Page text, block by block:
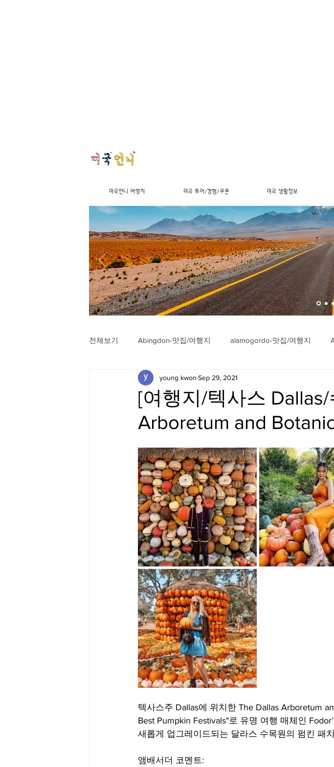
전체보기 Abingdon-맛집/여행지 alamogordo-맛집/여행지
Arlington-맛집/여행지 Arlington-맛집/여행지
Badlands-맛집/여행지 Baltimore-맛집/여행지 Bar Harbor-
Big Bend-맛집/여행지 Bloomfield-맛집/여행지
Boston-맛집/여행지 Boulder City-맛집/여행지 Brawley-맛
Bronx-맛집/여행지 Bryce Canyon-맛집/여행지 Buena
Cambridge-맛집/여행지 Campton-맛집/여행지
Centerport-맛집/여행지
[여행지/텍사스
Arboretum and
young kwon Sep 29, 2021
텍사스주 Dallas에 위치한 The Dallas Arboretum
Best Pumpkin Festivals"로 유명 여행 매체인
새롭게 업그레이드되는 달라스 수목원의 펌킨 패
앰배서더 코멘트:
미국언니 여행지 미국 투어/경험/쿠폰 미국 생활정보